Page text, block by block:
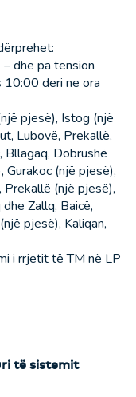
dhe pa tension
deri ne ora
pjesë), Istog (një
Lubovë, Prekallë,
Bllagaq, Dobrushë
Gurakoc (një pjesë),
Prekallë (një pjesë),
Zallq, Baicë,
pjesë), Kaliqan,
i rrjetit të TM në LP
të sistemit